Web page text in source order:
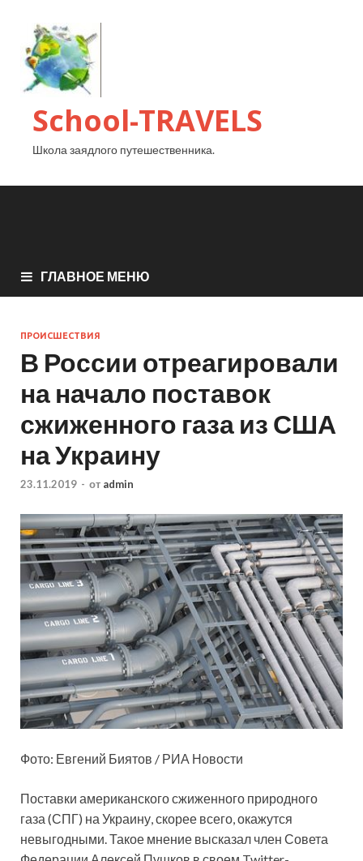
School-TRAVELS
Школа заядлого путешественника.
ГЛАВНОЕ МЕНЮ
ПРОИСШЕСТВИЯ
В России отреагировали
на начало поставок
сжиженного газа из США
на Украину
23.11.2019 - от admin
Фото: Евгений Биятов / РИА Новости
Поставки американского сжиженного природного
газа (СПГ) на Украину, скорее всего, окажутся
невыгодными. Такое мнение высказал член Совета